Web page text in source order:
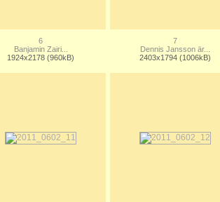
6
Banjamin Zairi...
1924x2178 (960kB)
7
Dennis Jansson är...
2403x1794 (1006kB)